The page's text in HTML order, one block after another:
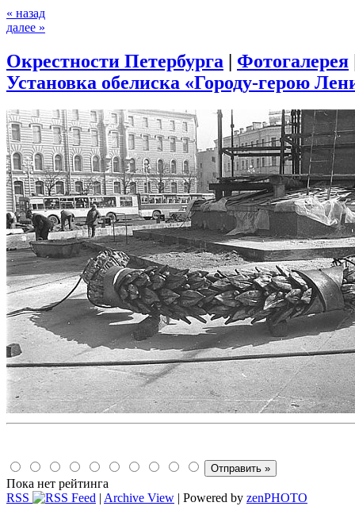
« назад
далее »
Окрестности Петербурга | Фотогалерея
Установка обелиска «Городу-герою
Пока нет рейтинга
RSS
| Archive View | Powered by zenPHOTO